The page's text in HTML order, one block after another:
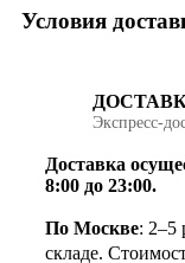
Условия
Доставка
8:00 до 23:00.
По Москве: 2–5
складе.